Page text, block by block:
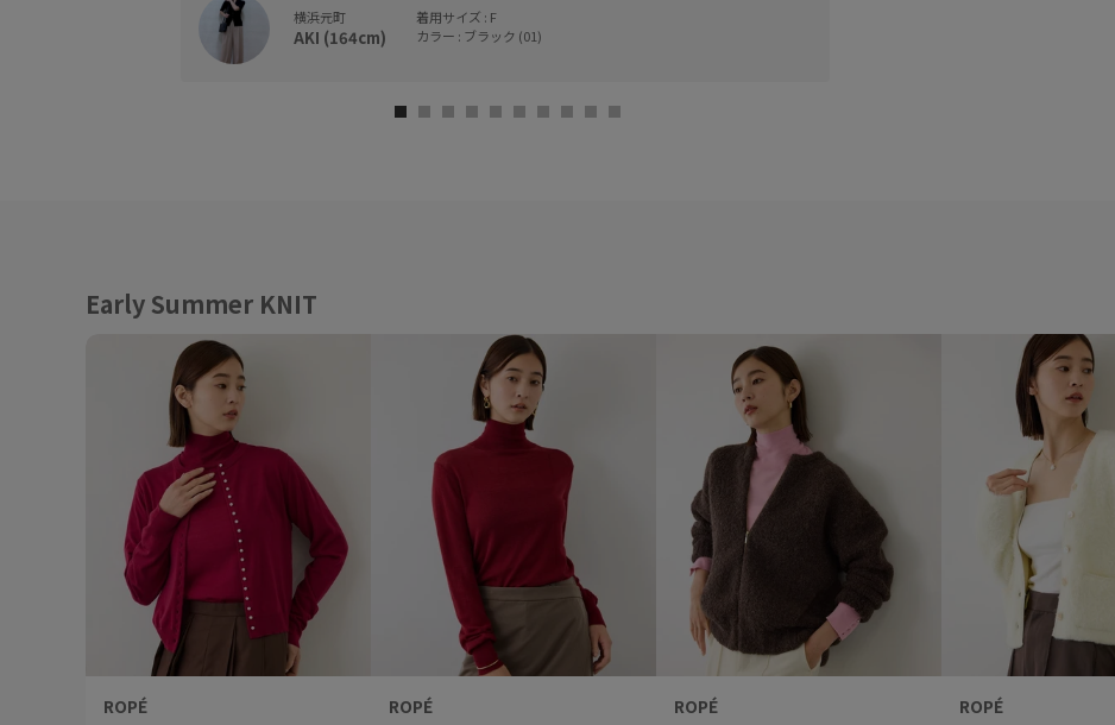
横浜元町
AKI (164cm)
着用サイズ : F
カラー : ブラック (01)
Early Summer KNIT
ROPÉ ROPÉ ROPÉ ROPÉ